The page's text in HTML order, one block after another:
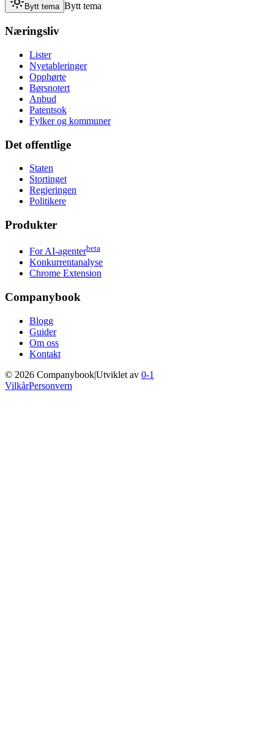
Bytt tema Bytt tema
Næringsliv
Lister
Nyetableringer
Opphørte
Børsnotert
Anbud
Patentsok
Fylker og kommuner
Det offentlige
Staten
Stortinget
Regjeringen
Politikere
Produkter
For AI-agenterbeta
Konkurrentanalyse
Chrome Extension
Companybook
Blogg
Guider
Om oss
Kontakt
© 2026 Companybook|Utviklet av 0-1
VilkårPersonvern